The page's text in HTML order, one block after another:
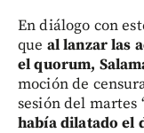
En diálogo con
que al lanzar las
el quorum,
moción de
sesión del
había dilatado el